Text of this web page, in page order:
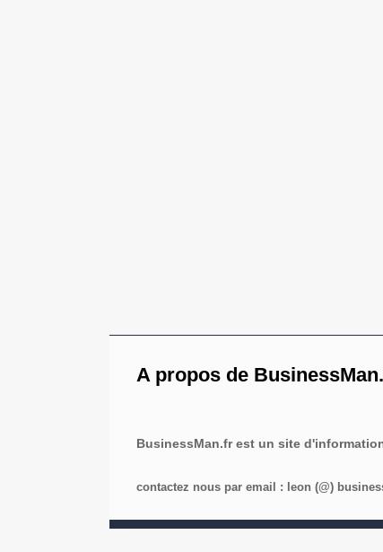
A propos de
BusinessMan.fr est un site
contactez nous par email : leon (@)